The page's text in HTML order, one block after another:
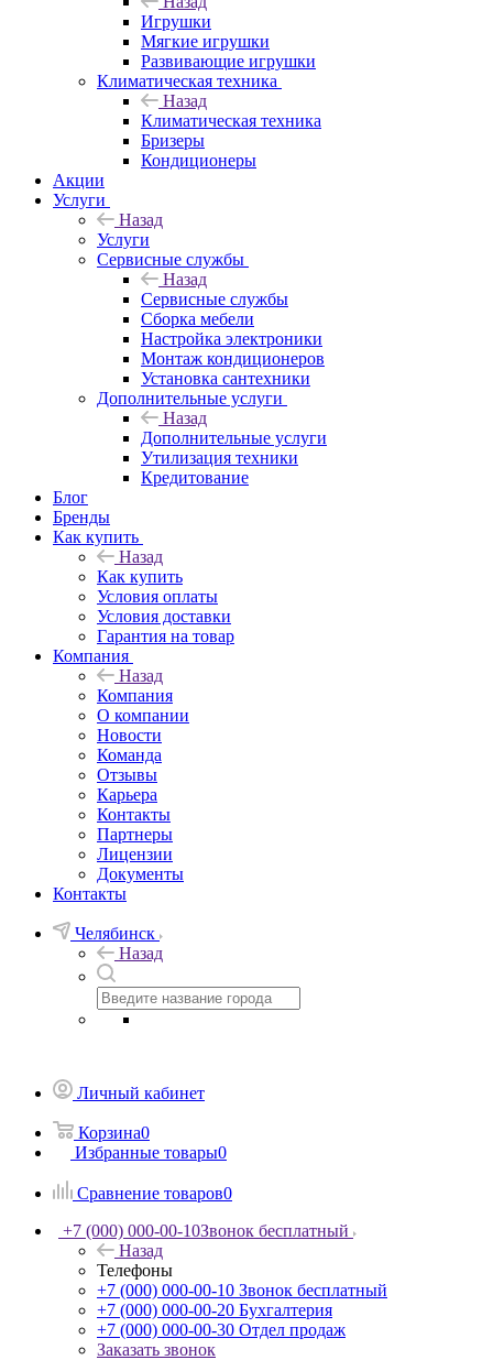
Игрушки
Мягкие игрушки
Развивающие игрушки
Климатическая техника
Назад
Климатическая техника
Бризеры
Кондиционеры
Акции
Услуги
Назад
Услуги
Сервисные службы
Назад
Сервисные службы
Сборка мебели
Настройка электроники
Монтаж кондиционеров
Установка сантехники
Дополнительные услуги
Назад
Дополнительные услуги
Утилизация техники
Кредитование
Блог
Бренды
Как купить
Назад
Как купить
Условия оплаты
Условия доставки
Гарантия на товар
Компания
Назад
Компания
О компании
Новости
Команда
Отзывы
Карьера
Контакты
Партнеры
Лицензии
Документы
Контакты
Челябинск
Назад
Личный кабинет
Корзина0
Избранные товары0
Сравнение товаров0
+7 (000) 000-00-10Звонок бесплатный
Назад
Телефоны
+7 (000) 000-00-10 Звонок бесплатный
+7 (000) 000-00-20 Бухгалтерия
+7 (000) 000-00-30 Отдел продаж
Заказать звонок